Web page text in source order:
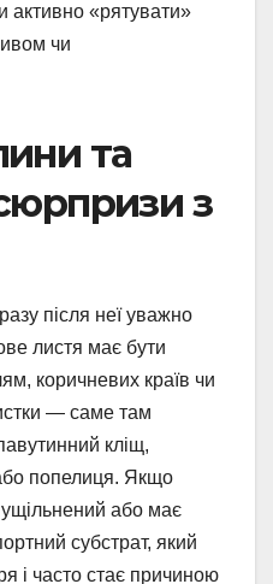
активно «рятувати»
чи
та
з
після неї уважно
листя має бути
коричневих країв чи
— саме там
кліщ,
попелиця. Якщо
або має
субстрат, який
і часто стає причиною